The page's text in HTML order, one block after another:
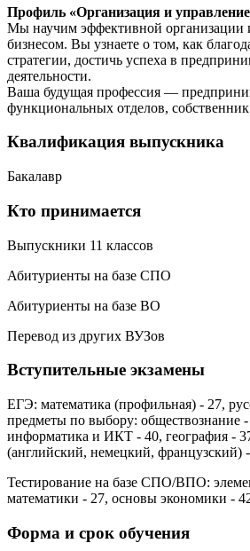
Профиль «Организация и управление
Мы научим эффективной организации
бизнесом. Вы узнаете о том, как
стратегии, достичь успеха в
деятельности.
Ваша будущая профессия —
функциональных отделов, собственник
Квалификация выпускника
Бакалавр
Кто принимается
Выпускники 11 классов
Абитуриенты на базе СПО
Абитуриенты на базе ВО
Перевод из других ВУЗов
Вступительные экзамены
ЕГЭ: математика (профильная) - 27,
предметы по выбору: обществознание -
информатика и ИКТ - 40, география -
(английский, немецкий, французский)
Тестирование на базе СПО/ВПО:
математики - 27, основы экономики -
Форма и срок обучения